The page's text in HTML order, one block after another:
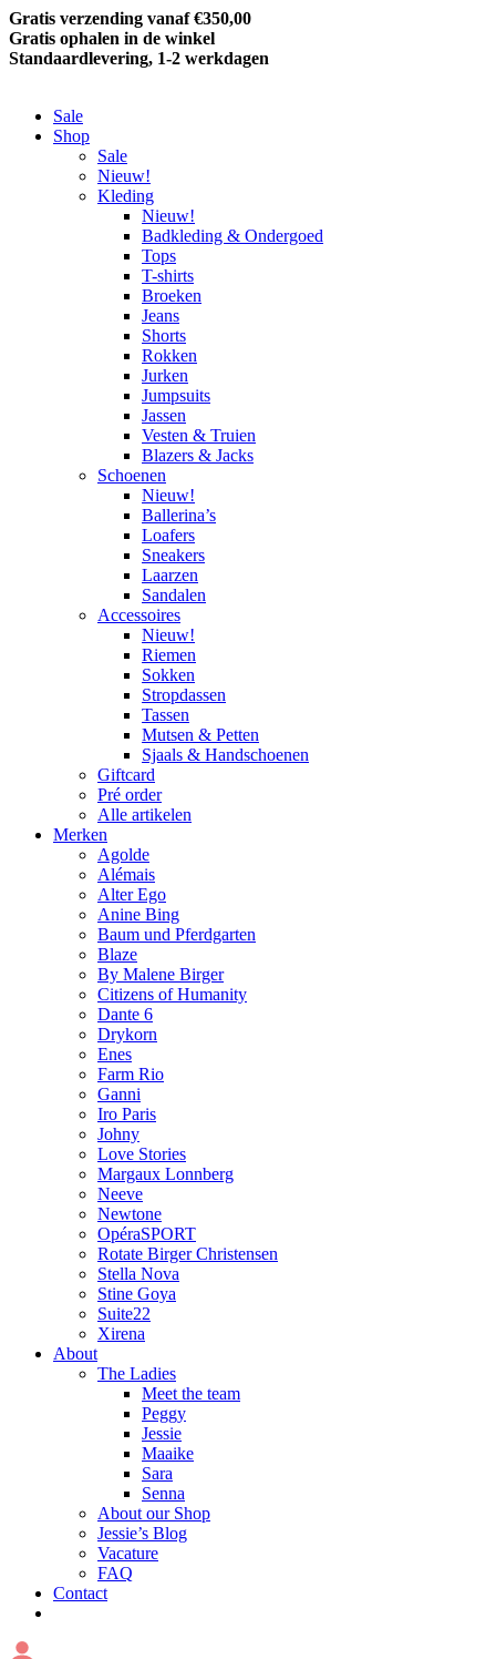
Gratis verzending vanaf €350,00
Gratis ophalen in de winkel
Standaardlevering, 1-2 werkdagen
Sale
Shop
Sale
Nieuw!
Kleding
Nieuw!
Badkleding & Ondergoed
Tops
T-shirts
Broeken
Jeans
Shorts
Rokken
Jurken
Jumpsuits
Jassen
Vesten & Truien
Blazers & Jacks
Schoenen
Nieuw!
Ballerina’s
Loafers
Sneakers
Laarzen
Sandalen
Accessoires
Nieuw!
Riemen
Sokken
Stropdassen
Tassen
Mutsen & Petten
Sjaals & Handschoenen
Giftcard
Pré order
Alle artikelen
Merken
Agolde
Alémais
Alter Ego
Anine Bing
Baum und Pferdgarten
Blaze
By Malene Birger
Citizens of Humanity
Dante 6
Drykorn
Enes
Farm Rio
Ganni
Iro Paris
Johny
Love Stories
Margaux Lonnberg
Neeve
Newtone
OpéraSPORT
Rotate Birger Christensen
Stella Nova
Stine Goya
Suite22
Xirena
About
The Ladies
Meet the team
Peggy
Jessie
Maaike
Sara
Senna
About our Shop
Jessie’s Blog
Vacature
FAQ
Contact